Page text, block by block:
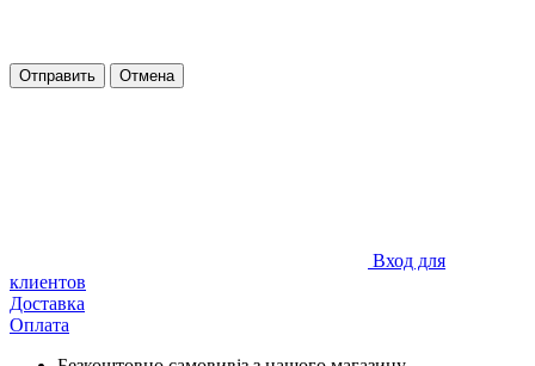
Отправить Отмена
Вход для
клиентов
Доставка
Оплата